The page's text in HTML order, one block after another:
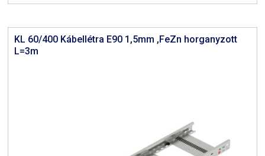
KL 60/400 Kábellétra E90 1,5mm ,FeZn horganyzott
L=3m